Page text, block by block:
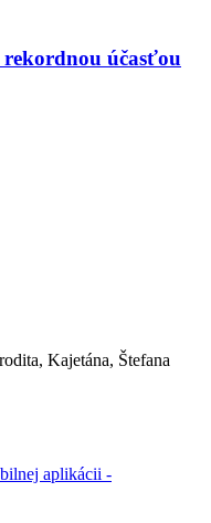
účasťou
Kajetána, Štefana
aplikácii -